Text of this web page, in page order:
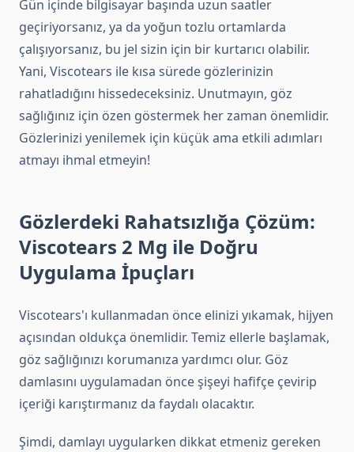
Gün içinde bilgisayar başında uzun saatler
geçiriyorsanız, ya da yoğun tozlu ortamlarda
çalışıyorsanız, bu jel sizin için bir kurtarıcı olabilir.
Yani, Viscotears ile kısa sürede gözlerinizin
rahatladığını hissedeceksiniz. Unutmayın, göz
sağlığınız için özen göstermek her zaman önemlidir.
Gözlerinizi yenilemek için küçük ama etkili adımları
atmayı ihmal etmeyin!
Gözlerdeki Rahatsızlığa Çözüm:
Viscotears 2 Mg ile Doğru
Uygulama İpuçları
Viscotears'ı kullanmadan önce elinizi yıkamak, hijyen
açısından oldukça önemlidir. Temiz ellerle başlamak,
göz sağlığınızı korumanıza yardımcı olur. Göz
damlasını uygulamadan önce şişeyi hafifçe çevirip
içeriği karıştırmanız da faydalı olacaktır.
Şimdi, damlayı uygularken dikkat etmeniz gereken